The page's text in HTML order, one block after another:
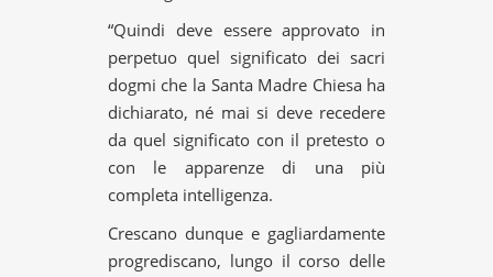
“Quindi deve essere approvato in
perpetuo quel significato dei sacri
dogmi che la Santa Madre Chiesa ha
dichiarato, né mai si deve recedere
da quel significato con il pretesto o
con le apparenze di una più
completa intelligenza.
Crescano dunque e gagliardamente
progrediscano, lungo il corso delle